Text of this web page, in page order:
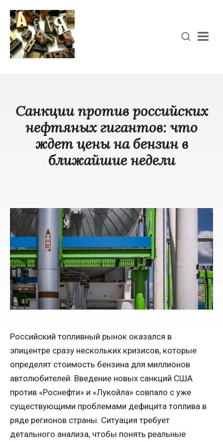
Санкции против российских
нефтяных гигантов: что
ждет цены на бензин в
ближайшие недели
Российский топливный рынок оказался в
эпицентре сразу нескольких кризисов, которые
определят стоимость бензина для миллионов
автолюбителей. Введение новых санкций США
против «Роснефти» и «Лукойла» совпало с уже
существующими проблемами дефицита топлива в
ряде регионов страны. Ситуация требует
детального анализа, чтобы понять реальные